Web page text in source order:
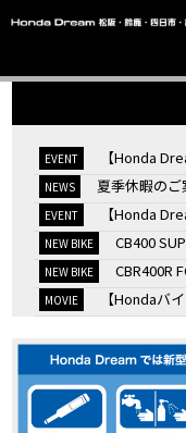
EVENT 【Honda
NEWS 夏季休暇のご
EVENT 【Honda
NEW BIKE CB400
NEW BIKE CBR400R
MOVIE 【Hondaバイク】【
EVENT KOOD クロモ
MOVIE 【三重→香川】このバイ
EVENT “コカ・コーラ”鈴鹿